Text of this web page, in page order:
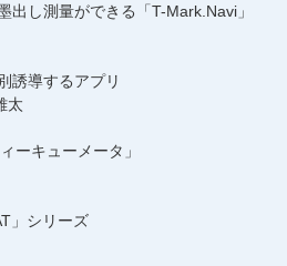
出し測量ができる「T-Mark.Navi」
誘導するアプリ
太
ーキューメータ」
」シリーズ